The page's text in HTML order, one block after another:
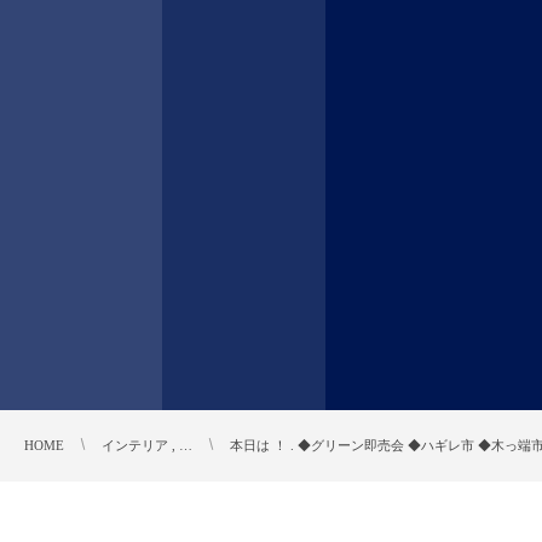
HOME インテリア , … 本日は ！ . ◆グリーン即売会 ◆ハギレ市 ◆木っ端